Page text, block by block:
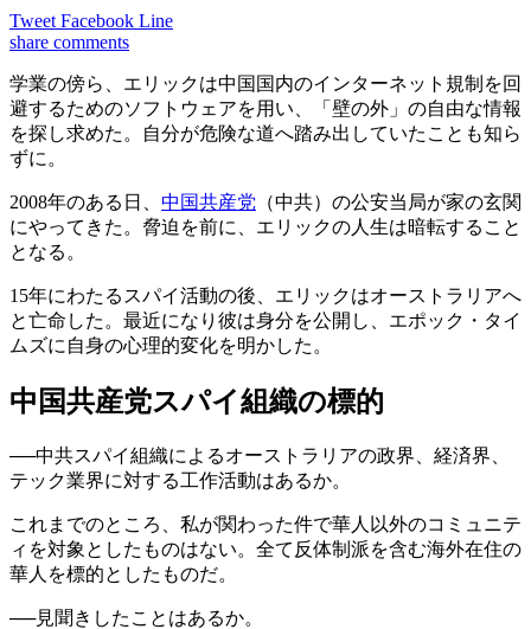
Tweet Facebook Line
share comments
学業の傍ら、エリックは中国国内のインターネット規制を回
避するためのソフトウェアを用い、「壁の外」の自由な情報
を探し求めた。自分が危険な道へ踏み出していたことも知ら
ずに。
2008年のある日、 中国共産党 （中共）の公安当局が家の玄関
にやってきた。脅迫を前に、エリックの人生は暗転すること
となる。
15年にわたるスパイ活動の後、エリックはオーストラリアへ
と亡命した。最近になり彼は身分を公開し、エポック・タイ
ムズに自身の心理的変化を明かした。
中国共産党スパイ組織の標的
──中共スパイ組織によるオーストラリアの政界、経済界、
テック業界に対する工作活動はあるか。
これまでのところ、私が関わった件で華人以外のコミュニテ
ィを対象としたものはない。全て反体制派を含む海外在住の
華人を標的としたものだ。
──見聞きしたことはあるか。